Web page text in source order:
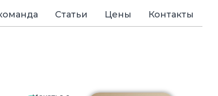
Статьи Цены Контакты